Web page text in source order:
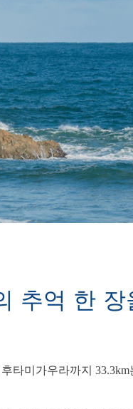
추억 한 장
타미가우라까지 33.3km